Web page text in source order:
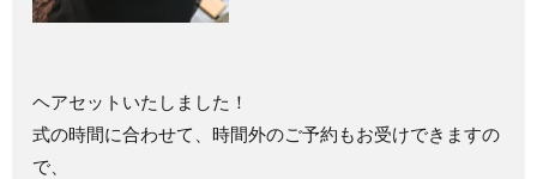
ヘアセットいたしました！
式の時間に合わせて、時間外のご予約もお受けできますの
で、